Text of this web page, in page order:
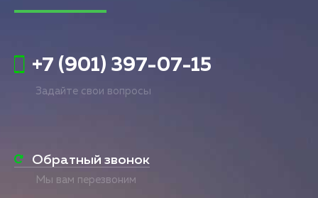
+7 (901) 397-07-15
Задайте свои вопросы
Обратный звонок
Мы вам перезвоним